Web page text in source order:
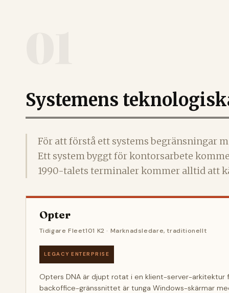
Systemens
För att förstå ett systems begränsningar
Ett system byggt för kontorsarbete
1990-talets terminaler kommer alltid att
Opter
Tidigare Fleet101 K2 · Marknadsledare, traditionellt
LEGACY ENTERPRISE
Opters DNA är djupt rotat i en klient-server-arkitektur
backoffice-gränssnittet är tunga Windows-skärmar